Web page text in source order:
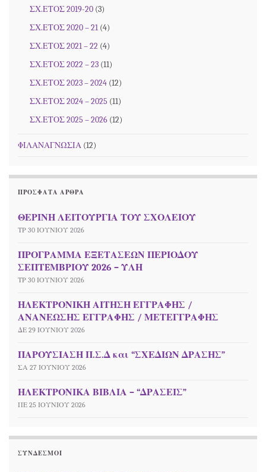
ΣΧ.ΕΤΟΣ 2019-20 (3)
ΣΧ.ΕΤΟΣ 2020 – 21 (4)
ΣΧ.ΕΤΟΣ 2021 – 22 (4)
ΣΧ.ΕΤΟΣ 2022 – 23 (11)
ΣΧ.ΕΤΟΣ 2023 – 2024 (12)
ΣΧ.ΕΤΟΣ 2024 – 2025 (11)
ΣΧ.ΕΤΟΣ 2025 – 2026 (12)
ΦΙΛΑΝΑΓΝΩΣΙΑ (12)
ΠΡΌΣΦΑΤΑ ΆΡΘΡΑ
ΘΕΡΙΝΗ ΛΕΙΤΟΥΡΓΙΑ ΤΟΥ ΣΧΟΛΕΙΟΥ
ΤΡ 30 ΙΟΥΝΊΟΥ 2026
ΠΡΟΓΡΑΜΜΑ ΕΞΕΤΑΣΕΩΝ ΠΕΡΙΟΔΟΥ
ΣΕΠΤEΜΒΡΙΟΥ 2026 – ΥΛΗ
ΤΡ 30 ΙΟΥΝΊΟΥ 2026
ΗΛΕΚΤΡΟΝΙΚΗ ΑΙΤΗΣΗ ΕΓΓΡΑΦΗΣ /
ΑΝΑΝΕΩΣΗΣ ΕΓΓΡΑΦΗΣ / ΜΕΤΕΓΓΡΑΦΗΣ
ΔΕ 29 ΙΟΥΝΊΟΥ 2026
ΠΑΡΟΥΣΙΑΣΗ Π.Σ.Δ και “ΣΧΕΔΙΩΝ ΔΡΑΣΗΣ”
ΣΑ 27 ΙΟΥΝΊΟΥ 2026
ΗΛΕΚΤΡΟΝΙΚΑ ΒΙΒΛΙΑ – “ΔΡΑΣΕΙΣ”
ΠΕ 25 ΙΟΥΝΊΟΥ 2026
ΣΎΝΔΕΣΜΟΙ